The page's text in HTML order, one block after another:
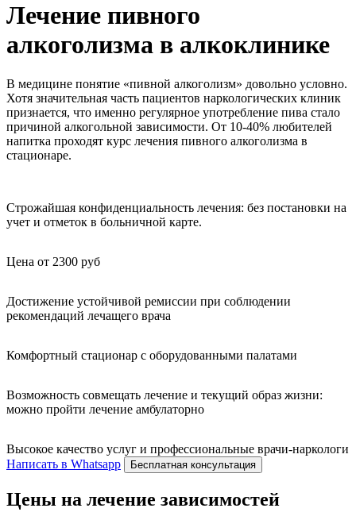
Лечение пивного
алкоголизма в алкоклинике
В медицине понятие «пивной алкоголизм» довольно условно.
Хотя значительная часть пациентов наркологических клиник
признается, что именно регулярное употребление пива стало
причиной алкогольной зависимости. От 10-40% любителей
напитка проходят курс лечения пивного алкоголизма в
стационаре.
Строжайшая конфиденциальность лечения: без постановки на
учет и отметок в больничной карте.
Цена от 2300 руб
Достижение устойчивой ремиссии при соблюдении
рекомендаций лечащего врача
Комфортный стационар с оборудованными палатами
Возможность совмещать лечение и текущий образ жизни:
можно пройти лечение амбулаторно
Высокое качество услуг и профессиональные врачи-наркологи
Написать в Whatsapp
Бесплатная консультация
Цены на лечение зависимостей